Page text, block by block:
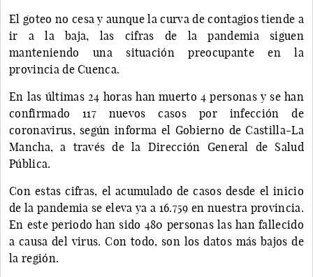
El goteo no cesa y aunque la curva de contagios tiende a
ir a la baja, las cifras de la pandemia siguen
manteniendo una situación preocupante en la
provincia de Cuenca.
En las últimas 24 horas han muerto 4 personas y se han
confirmado 117 nuevos casos por infección de
coronavirus, según informa el Gobierno de Castilla-La
Mancha, a través de la Dirección General de Salud
Pública.
Con estas cifras, el acumulado de casos desde el inicio
de la pandemia se eleva ya a 16.759 en nuestra provincia.
En este periodo han sido 480 personas las han fallecido
a causa del virus. Con todo, son los datos más bajos de
la región.